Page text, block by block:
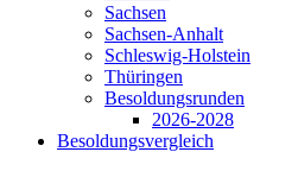
Sachsen
Sachsen-Anhalt
Schleswig-Holstein
Thüringen
Besoldungsrunden
2026-2028
Besoldungsvergleich